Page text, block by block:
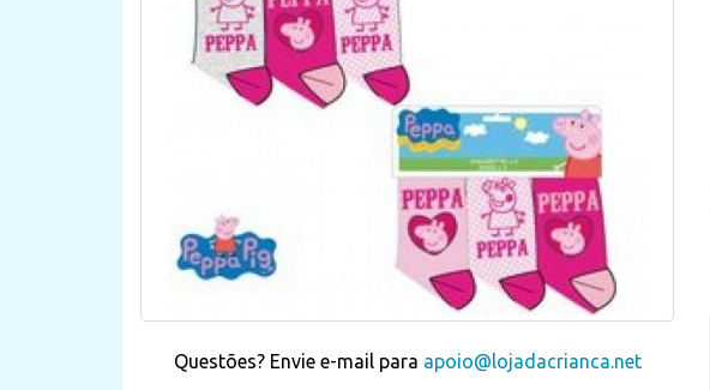
Questões? Envie e-mail para apoio@lojadacrianca.net